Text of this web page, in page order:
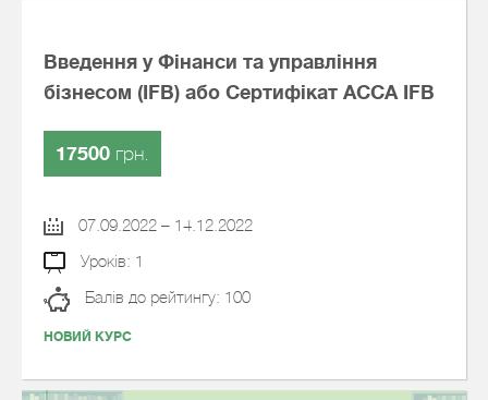
Введення у Фінанси та управління
бізнесом (IFB) або Сертифікат АССА IFB
17500 грн.
07.09.2022 – 14.12.2022
Уроків: 1
Балів до рейтингу: 100
НОВИЙ КУРС